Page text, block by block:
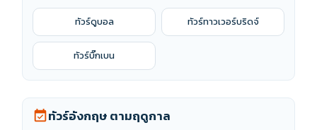
ทัวร์ดูบอล ทัวร์ทาวเวอร์บริดจ์
ทัวร์บิ๊กเบน
event_availableทัวร์อังกฤษ ตามฤดูกาล